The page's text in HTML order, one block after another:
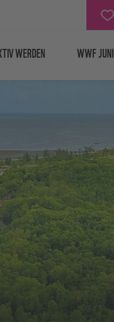
WERDEN WWF